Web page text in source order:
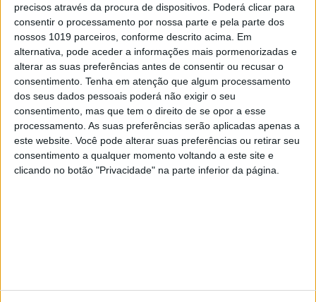
precisos através da procura de dispositivos. Poderá clicar para
consentir o processamento por nossa parte e pela parte dos
nossos 1019 parceiros, conforme descrito acima. Em
alternativa, pode aceder a informações mais pormenorizadas e
alterar as suas preferências antes de consentir ou recusar o
consentimento. Tenha em atenção que algum processamento
dos seus dados pessoais poderá não exigir o seu
consentimento, mas que tem o direito de se opor a esse
processamento. As suas preferências serão aplicadas apenas a
este website. Você pode alterar suas preferências ou retirar seu
consentimento a qualquer momento voltando a este site e
clicando no botão "Privacidade" na parte inferior da página.
SITES DO GRUPO TRUST IN NEWS
Visão Visão Se7e